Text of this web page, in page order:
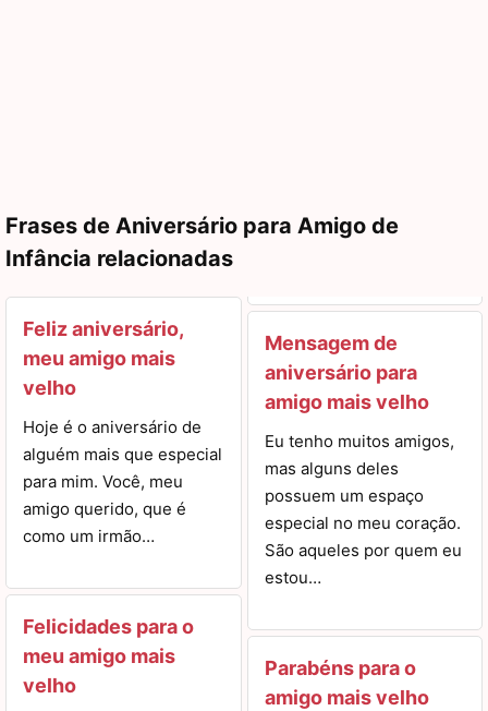
Frases de Aniversário para Amigo de
Infância relacionadas
Feliz aniversário,
meu amigo mais
velho
Hoje é o aniversário de
alguém mais que especial
para mim. Você, meu
amigo querido, que é
como um irmão…
Felicidades para o
meu amigo mais
velho
Mensagem de
aniversário para
amigo mais velho
Eu tenho muitos amigos,
mas alguns deles
possuem um espaço
especial no meu coração.
São aqueles por quem eu
estou…
Parabéns para o
amigo mais velho